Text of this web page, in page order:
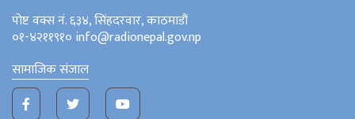
पोष्ट वक्स नं. ६३४, सिंहदरवार, काठमाडौं
०१-४२११९१० info@radionepal.gov.np
सामाजिक संजाल